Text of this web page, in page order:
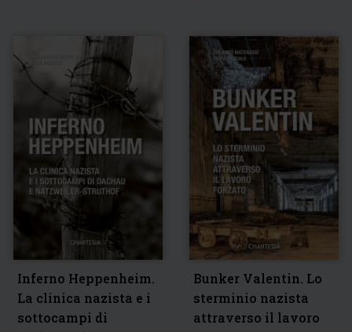
Inferno Heppenheim.
La clinica nazista e i
sottocampi di
Bunker Valentin. Lo
sterminio nazista
attraverso il lavoro